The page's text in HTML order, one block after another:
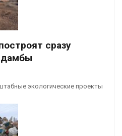
сразу
экологические проекты